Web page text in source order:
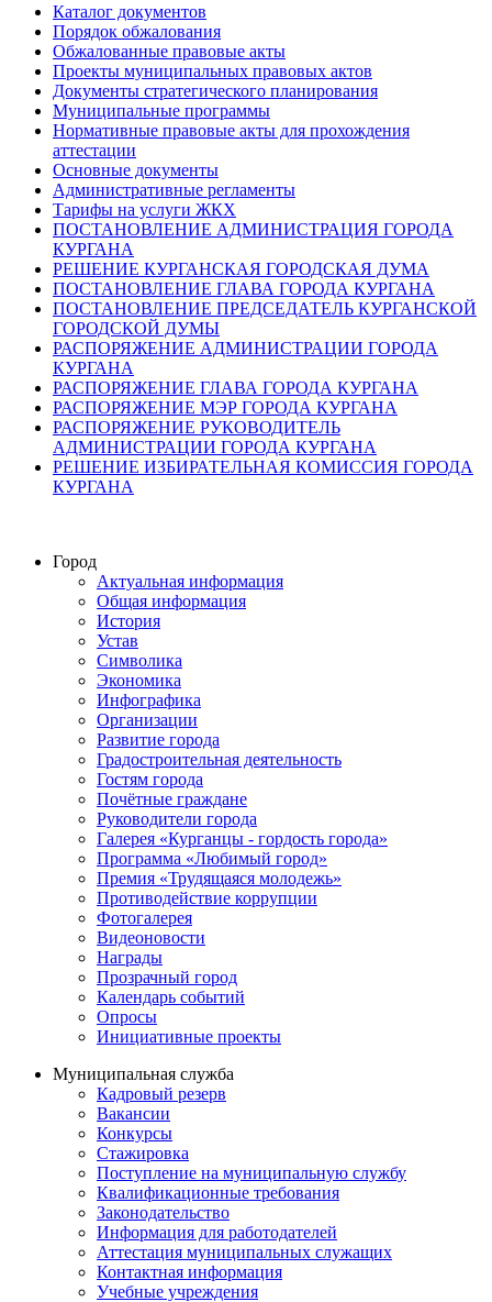
Каталог документов
Порядок обжалования
Обжалованные правовые акты
Проекты муниципальных правовых актов
Документы стратегического планирования
Муниципальные программы
Нормативные правовые акты для прохождения
аттестации
Основные документы
Административные регламенты
Тарифы на услуги ЖКХ
ПОСТАНОВЛЕНИЕ АДМИНИСТРАЦИЯ ГОРОДА
КУРГАНА
РЕШЕНИЕ КУРГАНСКАЯ ГОРОДСКАЯ ДУМА
ПОСТАНОВЛЕНИЕ ГЛАВА ГОРОДА КУРГАНА
ПОСТАНОВЛЕНИЕ ПРЕДСЕДАТЕЛЬ КУРГАНСКОЙ
ГОРОДСКОЙ ДУМЫ
РАСПОРЯЖЕНИЕ АДМИНИСТРАЦИИ ГОРОДА
КУРГАНА
РАСПОРЯЖЕНИЕ ГЛАВА ГОРОДА КУРГАНА
РАСПОРЯЖЕНИЕ МЭР ГОРОДА КУРГАНА
РАСПОРЯЖЕНИЕ РУКОВОДИТЕЛЬ
АДМИНИСТРАЦИИ ГОРОДА КУРГАНА
РЕШЕНИЕ ИЗБИРАТЕЛЬНАЯ КОМИССИЯ ГОРОДА
КУРГАНА
Город
Актуальная информация
Общая информация
История
Устав
Символика
Экономика
Инфографика
Организации
Развитие города
Градостроительная деятельность
Гостям города
Почётные граждане
Руководители города
Галерея «Курганцы - гордость города»
Программа «Любимый город»
Премия «Трудящаяся молодежь»
Противодействие коррупции
Фотогалерея
Видеоновости
Награды
Прозрачный город
Календарь событий
Опросы
Инициативные проекты
Муниципальная служба
Кадровый резерв
Вакансии
Конкурсы
Стажировка
Поступление на муниципальную службу
Квалификационные требования
Законодательство
Информация для работодателей
Аттестация муниципальных служащих
Контактная информация
Учебные учреждения